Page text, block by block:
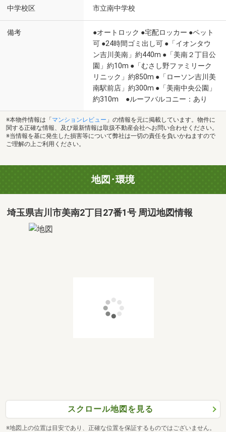
中学校区 市立南中学校
備考
●オートロック ●宅配ロッカー ●ペット
可 ●24時間ゴミ出し可 ●「イオンタウ
ン吉川美南」約440m ●「美南２丁目公
園」約10m ●「むさし野ファミリーク
リニック」約850m ●「ローソン吉川美
南駅前店」約300m ●「美南中央公園」
約310m ●ルーフバルコニー：あり
※本物件情報は「 マンションレビュー 」の情報を元に掲載しています。物件に
関する正確な情報、及び最新情報は取扱不動産会社へお問い合わせください。
※当情報を基に発生した損害等について弊社は一切の責任を負いかねますので
ご理解の上ご利用ください。
地図･環境
埼玉県吉川市美南2丁目27番1号 周辺地図情報
スクロール地図を見る
※地図上の位置は目安であり、正確な位置を保証するものではございません。